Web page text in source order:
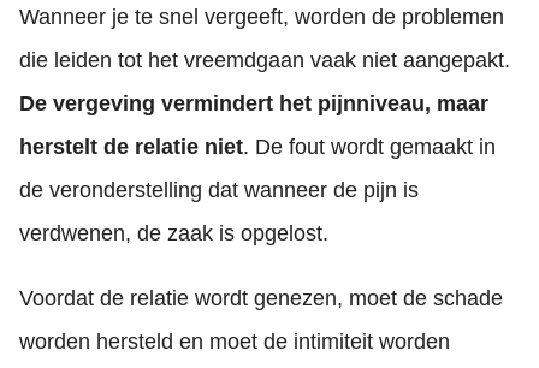
Wanneer je te snel vergeeft, worden de problemen
die leiden tot het vreemdgaan vaak niet aangepakt.
De vergeving vermindert het pijnniveau, maar
herstelt de relatie niet. De fout wordt gemaakt in
de veronderstelling dat wanneer de pijn is
verdwenen, de zaak is opgelost.
Voordat de relatie wordt genezen, moet de schade
worden hersteld en moet de intimiteit worden